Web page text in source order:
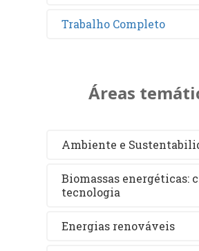
Trabalho Completo
Áreas
Ambiente e
Biomassas energéticas:
tecnologia
Energias renováveis